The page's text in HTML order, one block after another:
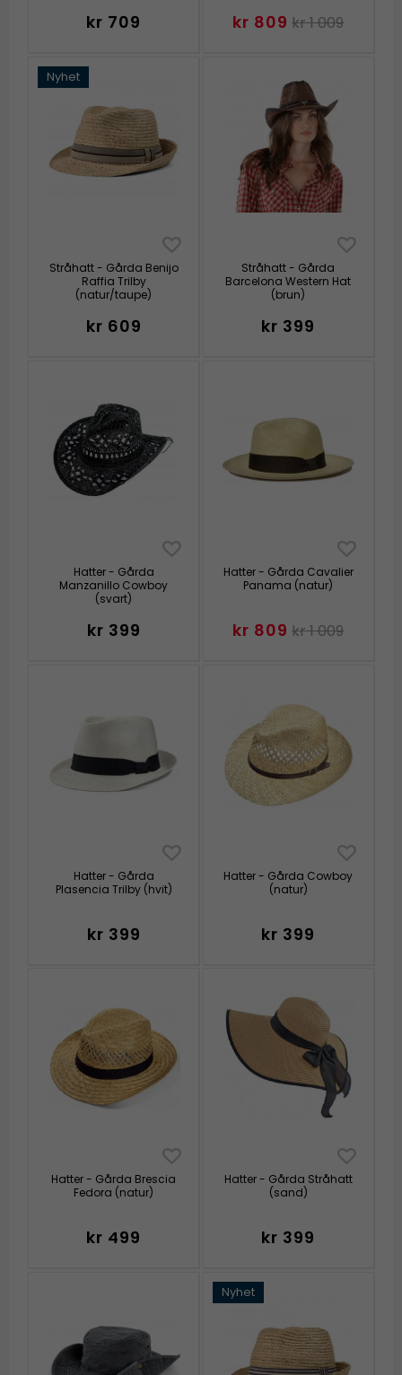
kr 709 kr 809 kr 1 009
Nyhet
Stråhatt - Gårda Benijo
Raffia Trilby
(natur/taupe)
kr 609
Stråhatt - Gårda
Barcelona Western Hat
(brun)
kr 399
Hatter - Gårda
Manzanillo Cowboy
(svart)
kr 399
Hatter - Gårda Cavalier
Panama (natur)
kr 809 kr 1 009
Hatter - Gårda
Plasencia Trilby (hvit)
kr 399
Hatter - Gårda Cowboy
(natur)
kr 399
Hatter - Gårda Brescia
Fedora (natur)
kr 499
Hatter - Gårda Stråhatt
(sand)
kr 399
Nyhet